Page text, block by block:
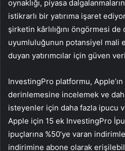
oynaklığı, piyasa
istikrarlı bir yatırıma işaret
şirketin kârlılığını öngörmesi
uyumluluğunun potansiyel mali
duyan yatırımcılar için güven
InvestingPro platformu,
derinlemesine incelemek ve
isteyenler için daha fazla ipucu
Apple için 15 ek InvestingPro
ipuçlarına %50’ye varan
indirimine abone olarak